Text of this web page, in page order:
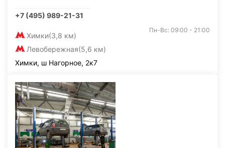
+7 (495) 989-21-31
Химки(3,8 км)
Левобережная(5,6 км)
Пн-Вс: 09:00 - 21:00
Химки, ш Нагорное, 2к7